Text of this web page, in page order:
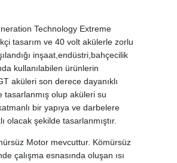
Technology Extreme
tasarım ve 40 volt akülerle zorlu
inşaat,endüstri,bahçecilik
kullanılabilen ürünlerin
aküleri son derece dayanıklı
tasarlanmış olup aküleri su
bir yapıya ve darbelere
olacak şekilde tasarlanmıştır.
Motor mevcuttur. Kömürsüz
çalışma esnasında oluşan ısı